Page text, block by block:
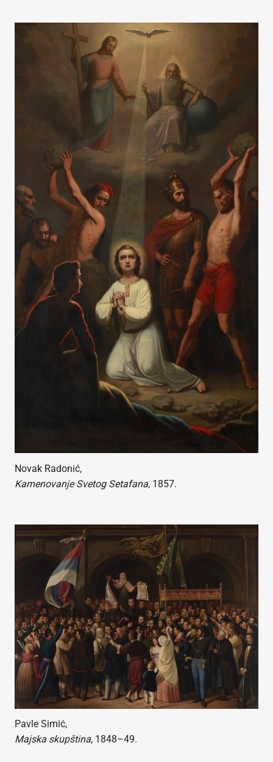
Novak Radonić,
Kamenovanje Svetog Setafana, 1857.
Pavle Simić,
Majska skupština, 1848–49.